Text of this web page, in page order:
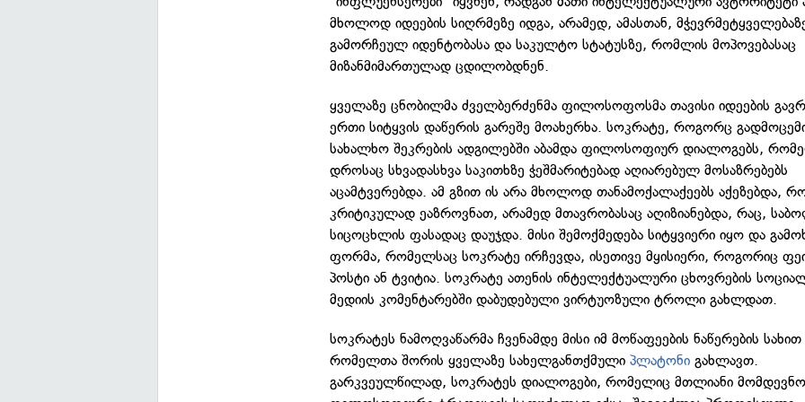
მხოლოდ იდეების სიღრმეზე იდგა, არამედ, ამასთან,
გამორჩეულ იდენტობასა და საკულტო სტატუსზე, რომლის მოპოვებასაც
მიზანმიმართულად ცდილობდნენ.
ყველაზე ცნობილმა ძველბერძენმა ფილოსოფოსმა თავისი იდეების
ერთი სიტყვის დაწერის გარეშე მოახერხა. სოკრატე, როგორც
სახალხო შეკრების ადგილებში აბამდა ფილოსოფიურ დიალოგებს,
დროსაც სხვადასხვა საკითხზე ჭეშმარიტებად აღიარებულ მოსაზრებებს
აცამტვერებდა. ამ გზით ის არა მხოლოდ თანამოქალაქეებს აქეზებდა,
კრიტიკულად ეაზროვნათ, არამედ მთავრობასაც აღიზიანებდა, რაც,
სიცოცხლის ფასადაც დაუჯდა. მისი შემოქმედება სიტყვიერი იყო და
ფორმა, რომელსაც სოკრატე ირჩევდა, ისეთივე მყისიერი, როგორიც
პოსტი ან ტვიტია. სოკრატე ათენის ინტელექტუალური ცხოვრების
მედიის კომენტარებში დაბუდებული ვირტუოზული ტროლი გახლდათ.
სოკრატეს ნამოღვაწარმა ჩვენამდე მისი იმ მოწაფეების ნაწერების
რომელთა შორის ყველაზე სახელგანთქმულიპლატონი გახლავთ.
გარკვეულწილად, სოკრატეს დიალოგები, რომელიც მთლიანი